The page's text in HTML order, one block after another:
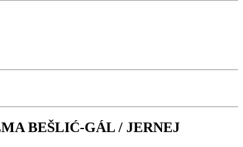
BEŠLIĆ-GÁL / JERNEJ